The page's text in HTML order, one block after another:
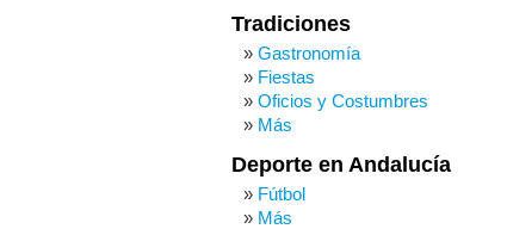
Tradiciones
Gastronomía
Fiestas
Oficios y Costumbres
Más
Deporte en Andalucía
Fútbol
Más